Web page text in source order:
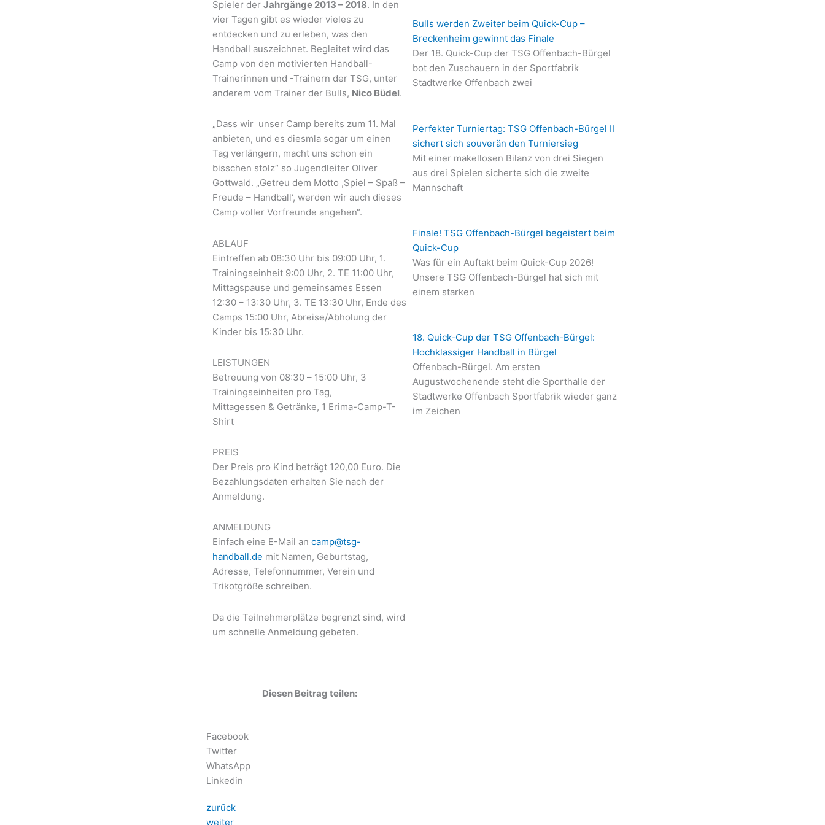
Spieler der Jahrgänge 2013 – 2018. In den
vier Tagen gibt es wieder vieles zu
entdecken und zu erleben, was den
Handball auszeichnet. Begleitet wird das
Camp von den motivierten Handball-
Trainerinnen und -Trainern der TSG, unter
anderem vom Trainer der Bulls, Nico Büdel.
„Dass wir unser Camp bereits zum 11. Mal
anbieten, und es diesmla sogar um einen
Tag verlängern, macht uns schon ein
bisschen stolz“ so Jugendleiter Oliver
Gottwald. „Getreu dem Motto ,Spiel – Spaß –
Freude – Handball‘, werden wir auch dieses
Camp voller Vorfreunde angehen“.
ABLAUF
Eintreffen ab 08:30 Uhr bis 09:00 Uhr, 1.
Trainingseinheit 9:00 Uhr, 2. TE 11:00 Uhr,
Mittagspause und gemeinsames Essen
12:30 – 13:30 Uhr, 3. TE 13:30 Uhr, Ende des
Camps 15:00 Uhr, Abreise/Abholung der
Kinder bis 15:30 Uhr.
LEISTUNGEN
Betreuung von 08:30 – 15:00 Uhr, 3
Trainingseinheiten pro Tag,
Mittagessen & Getränke, 1 Erima-Camp-T-
Shirt
PREIS
Der Preis pro Kind beträgt 120,00 Euro. Die
Bezahlungsdaten erhalten Sie nach der
Anmeldung.
ANMELDUNG
Einfach eine E-Mail an camp@tsg-
handball.de mit Namen, Geburtstag,
Adresse, Telefonnummer, Verein und
Trikotgröße schreiben.
Da die Teilnehmerplätze begrenzt sind, wird
um schnelle Anmeldung gebeten.
Diesen Beitrag teilen:
Facebook
Twitter
WhatsApp
Linkedin
zurück
weiter
Bulls werden Zweiter beim Quick-Cup –
Breckenheim gewinnt das Finale
Der 18. Quick-Cup der TSG Offenbach-Bürgel
bot den Zuschauern in der Sportfabrik
Stadtwerke Offenbach zwei
Perfekter Turniertag: TSG Offenbach-Bürgel II
sichert sich souverän den Turniersieg
Mit einer makellosen Bilanz von drei Siegen
aus drei Spielen sicherte sich die zweite
Mannschaft
Finale! TSG Offenbach-Bürgel begeistert beim
Quick-Cup
Was für ein Auftakt beim Quick-Cup 2026!
Unsere TSG Offenbach-Bürgel hat sich mit
einem starken
18. Quick-Cup der TSG Offenbach-Bürgel:
Hochklassiger Handball in Bürgel
Offenbach-Bürgel. Am ersten
Augustwochenende steht die Sporthalle der
Stadtwerke Offenbach Sportfabrik wieder ganz
im Zeichen